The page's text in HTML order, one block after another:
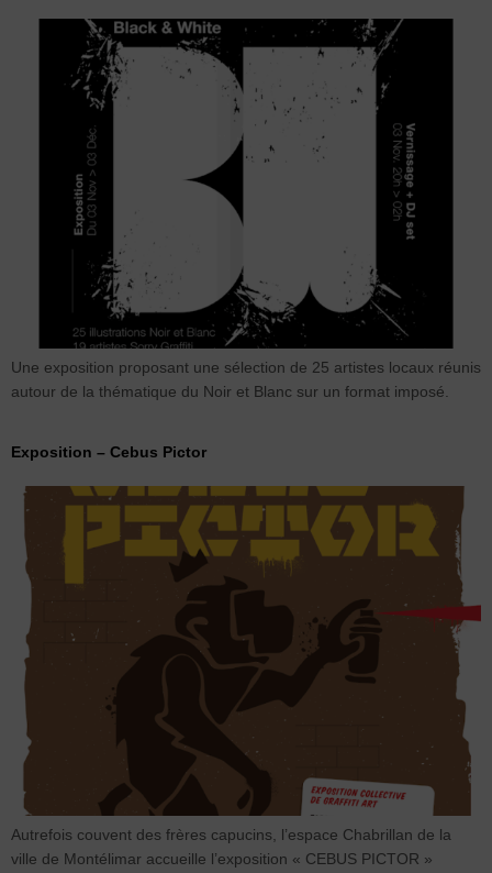
Une exposition proposant une sélection de 25 artistes locaux réunis
autour de la thématique du Noir et Blanc sur un format imposé.
Exposition – Cebus Pictor
Autrefois couvent des frères capucins, l’espace Chabrillan de la
ville de Montélimar accueille l’exposition « CEBUS PICTOR »